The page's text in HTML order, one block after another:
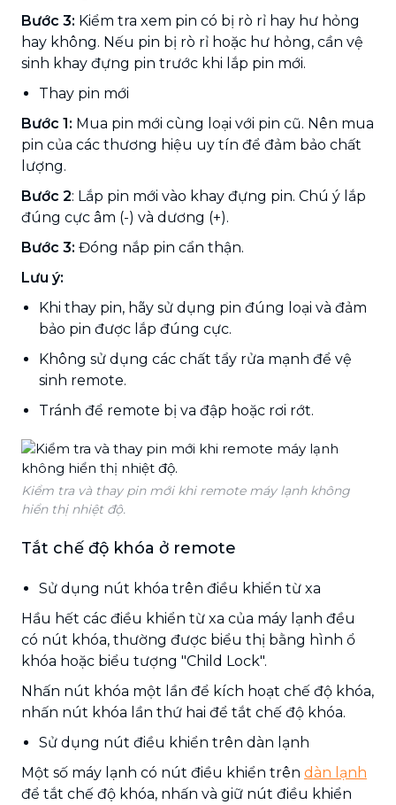
Bước 3: Kiểm tra xem pin có bị rò rỉ hay hư hỏng
hay không. Nếu pin bị rò rỉ hoặc hư hỏng, cần vệ
sinh khay đựng pin trước khi lắp pin mới.
Thay pin mới
Bước 1: Mua pin mới cùng loại với pin cũ. Nên mua
pin của các thương hiệu uy tín để đảm bảo chất
lượng.
Bước 2: Lắp pin mới vào khay đựng pin. Chú ý lắp
đúng cực âm (-) và dương (+).
Bước 3: Đóng nắp pin cẩn thận.
Lưu ý:
Khi thay pin, hãy sử dụng pin đúng loại và đảm
bảo pin được lắp đúng cực.
Không sử dụng các chất tẩy rửa mạnh để vệ
sinh remote.
Tránh để remote bị va đập hoặc rơi rớt.
Kiểm tra và thay pin mới khi remote máy lạnh không
hiển thị nhiệt độ.
Tắt chế độ khóa ở remote
Sử dụng nút khóa trên điều khiển từ xa
Hầu hết các điều khiển từ xa của máy lạnh đều
có nút khóa, thường được biểu thị bằng hình ổ
khóa hoặc biểu tượng "Child Lock".
Nhấn nút khóa một lần để kích hoạt chế độ khóa,
nhấn nút khóa lần thứ hai để tắt chế độ khóa.
Sử dụng nút điều khiển trên dàn lạnh
Một số máy lạnh có nút điều khiển trên dàn lạnh
để tắt chế độ khóa, nhấn và giữ nút điều khiển